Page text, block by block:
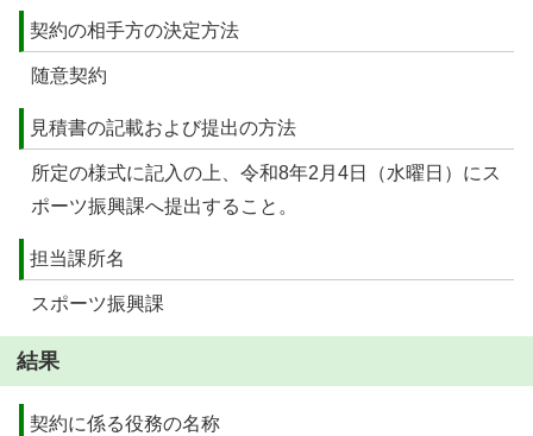
契約の相手方の決定方法
随意契約
見積書の記載および提出の方法
所定の様式に記入の上、令和8年2月4日（水曜日）にス
ポーツ振興課へ提出すること。
担当課所名
スポーツ振興課
結果
契約に係る役務の名称